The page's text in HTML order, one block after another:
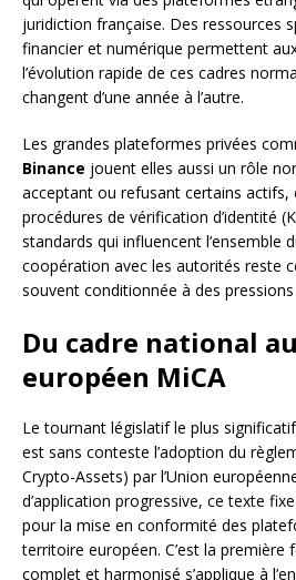
juridiction française. Des ressources
financier et numérique permettent
l’évolution rapide de ces cadres
changent d’une année à l’autre.
Les grandes plateformes privées
Binance jouent elles aussi un rôle
acceptant ou refusant certains actifs,
procédures de vérification d’identité
standards qui influencent l’ensemble
coopération avec les autorités reste
souvent conditionnée à des
Du cadre national
européen MiCA
Le tournant législatif le plus
est sans conteste l’adoption du
Crypto-Assets) par l’Union
d’application progressive, ce texte
pour la mise en conformité des
territoire européen. C’est la première
complet et harmonisé s’applique à